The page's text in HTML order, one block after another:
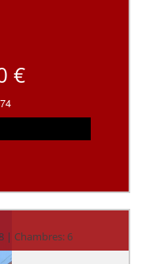
€
| Chambres: 6